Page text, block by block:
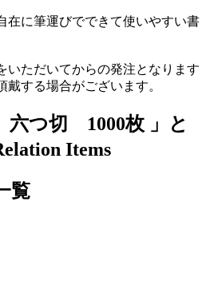
在に筆運びでできて使いやすい書
ただいてからの発注となります
する場合がございます。
六つ切 1000枚 」と
Items
覧